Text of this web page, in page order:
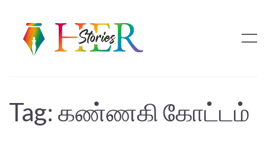
Tag: கண்ணகி கோட்டம்